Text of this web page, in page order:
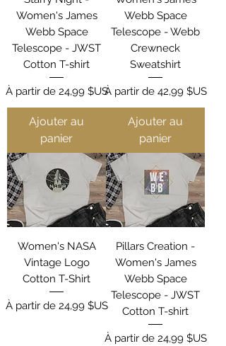
Women's James
Webb Space
Telescope - JWST
Cotton T-shirt
À partir de 24,99 $US
Prix promotionnel
Ajouter au
panier
Webb Space
Telescope - Webb
Crewneck
Sweatshirt
À partir de 42,99 $US
Prix promotionnel
Ajouter au
panier
Women's NASA
Vintage Logo
Cotton T-Shirt
À partir de 24,99 $US
Prix promotionnel
Pillars Creation -
Women's James
Webb Space
Telescope - JWST
Cotton T-shirt
À partir de 24,99 $US
Prix promotionnel